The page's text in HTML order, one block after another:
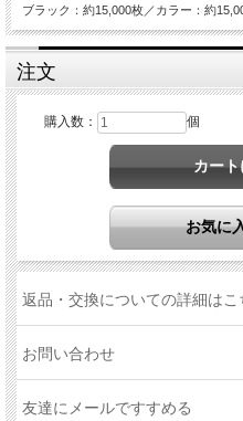
ブラック：約15,000枚／カラー：約
注文
購入数： 個
返品・交換についての詳細はこ
お問い合わせ
友達にメールですすめる